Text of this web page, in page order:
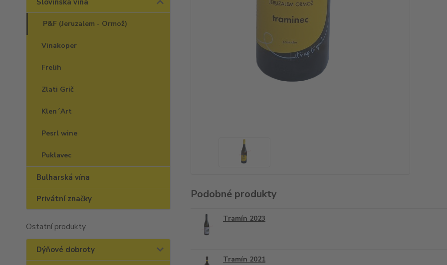
Slovinská vína
P&F (Jeruzalem - Ormož)
Vinakoper
Frelih
Zlati Grič
Klen´Art
Pesrl wine
Puklavec
Bulharská vína
Privátní značky
Ostatní produkty
Dýňové dobroty
Podobné produkty
Tramín 2023
Tramín 2021